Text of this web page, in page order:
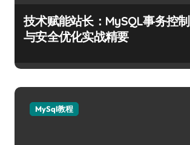
技术赋能站长：MySQL事务控制
与安全优化实战精要
MySql教程